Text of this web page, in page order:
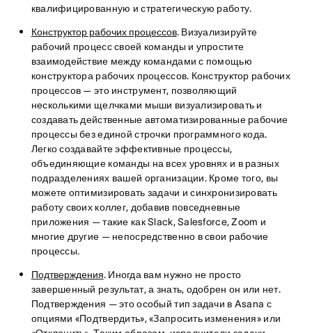
квалифицированную и стратегическую работу.
Конструктор рабочих процессов. Визуализируйте
рабочий процесс своей команды и упростите
взаимодействие между командами с помощью
конструктора рабочих процессов. Конструктор рабочих
процессов — это инструмент, позволяющий
несколькими щелчками мыши визуализировать и
создавать действенные автоматизированные рабочие
процессы без единой строчки программного кода.
Легко создавайте эффективные процессы,
объединяющие команды на всех уровнях и в разных
подразделениях вашей организации. Кроме того, вы
можете оптимизировать задачи и синхронизировать
работу своих коллег, добавив повседневные
приложения — такие как Slack, Salesforce, Zoom и
многие другие — непосредственно в свои рабочие
процессы.
Подтверждения. Иногда вам нужно не просто
завершенный результат, а знать, одобрен он или нет.
Подтверждения — это особый тип задачи в Asana с
опциями «Подтвердить», «Запросить изменения» или